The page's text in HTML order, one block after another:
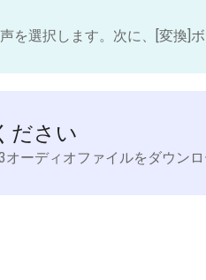
を選択します。次に、[変換]ボ
ださい
ーディオファイルをダウンロ